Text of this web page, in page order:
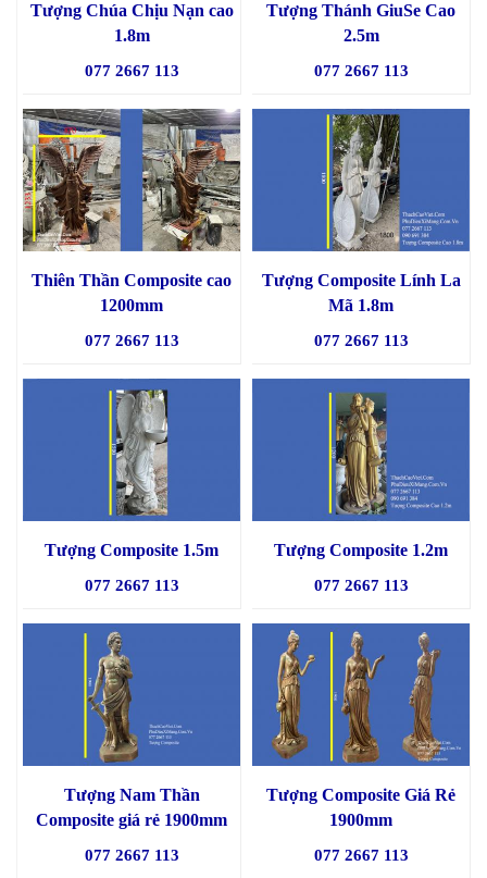
Tượng Chúa Chịu Nạn cao
1.8m
077 2667 113
Tượng Thánh GiuSe Cao
2.5m
077 2667 113
Thiên Thần Composite cao
1200mm
077 2667 113
Tượng Composite Lính La
Mã 1.8m
077 2667 113
Tượng Composite 1.5m
077 2667 113
Tượng Composite 1.2m
077 2667 113
Tượng Nam Thần
Composite giá rẻ 1900mm
077 2667 113
Tượng Composite Giá Rẻ
1900mm
077 2667 113